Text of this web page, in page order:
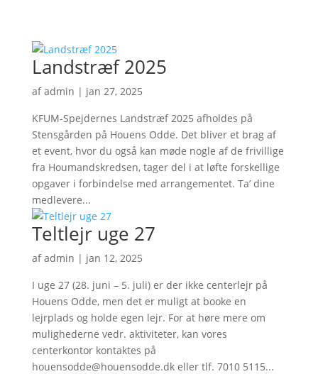
Landstræf 2025
afadmin | jan 27, 2025
KFUM-Spejdernes Landstræf 2025 afholdes på
Stensgården på Houens Odde. Det bliver et brag af
et event, hvor du også kan møde nogle af de frivillige
fra Houmandskredsen, tager del i at løfte forskellige
opgaver i forbindelse med arrangementet. Ta’ dine
medlevere...
Teltlejr uge 27
afadmin | jan 12, 2025
I uge 27 (28. juni – 5. juli) er der ikke centerlejr på
Houens Odde, men det er muligt at booke en
lejrplads og holde egen lejr. For at høre mere om
mulighederne vedr. aktiviteter, kan vores
centerkontor kontaktes på
houensodde@houensodde.dk eller tlf. 7010 5115...